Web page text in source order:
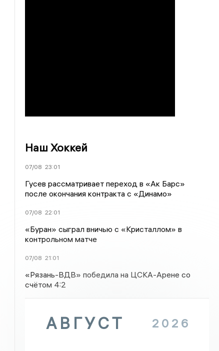
Наш Хоккей
07/08 23:01
Гусев рассматривает переход в «Ак Барс»
после окончания контракта с «Динамо»
07/08 22:01
«Буран» сыграл вничью с «Кристаллом» в
контрольном матче
07/08 21:01
«Рязань-ВДВ» победила на ЦСКА-Арене со
счётом 4:2
АВГУСТ 2026